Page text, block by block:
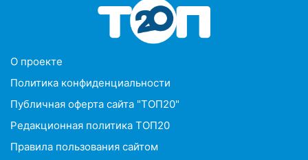
O проекте
Политика конфиденциальности
Публичная оферта сайта "ТОП20"
Редакционная политика ТОП20
Правила пользования сайтом